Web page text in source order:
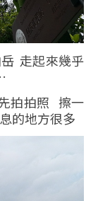
走起來幾乎
拍拍照 擦一
的地方很多